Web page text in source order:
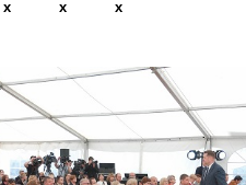
x x x